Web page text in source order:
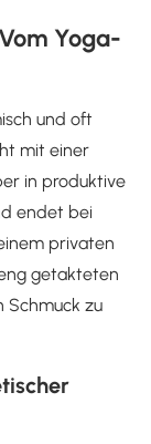
Yoga-
und oft
mit einer
in produktive
endet bei
privaten
getakteten
Schmuck zu